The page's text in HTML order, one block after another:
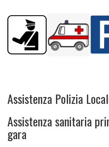
Assistenza Polizia
Assistenza sanitaria
gara